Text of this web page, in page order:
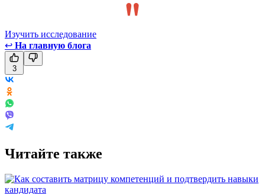
Изучить исследование
↩ На главную блога
3
Читайте также